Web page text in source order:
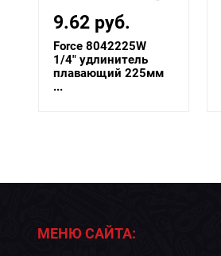
9.62 руб.
Force 8042225W
1/4" удлинитель
плавающий 225мм
...
МЕНЮ САЙТА: